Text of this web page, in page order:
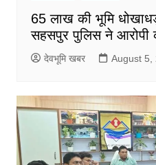
65 लाख की भूमि
सहसपुर पुलिस ने आरोपी
देवभूमि खबर August 5,